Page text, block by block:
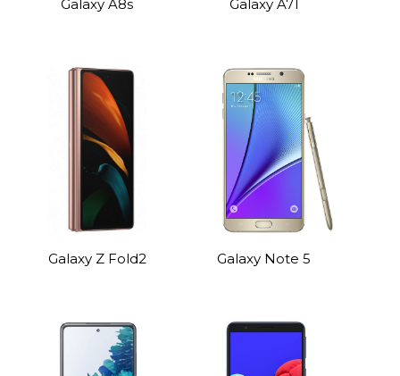
Galaxy A8s Galaxy A71
Galaxy Z Fold2 Galaxy Note 5